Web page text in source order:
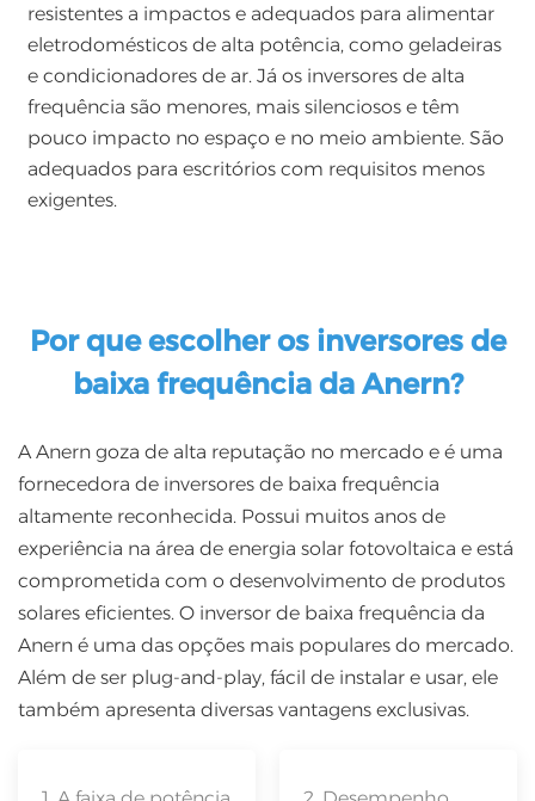
resistentes a impactos e adequados para alimentar
eletrodomésticos de alta potência, como geladeiras
e condicionadores de ar. Já os inversores de alta
frequência são menores, mais silenciosos e têm
pouco impacto no espaço e no meio ambiente. São
adequados para escritórios com requisitos menos
exigentes.
Por que escolher os inversores de
baixa frequência da Anern?
A Anern goza de alta reputação no mercado e é uma
fornecedora de inversores de baixa frequência
altamente reconhecida. Possui muitos anos de
experiência na área de energia solar fotovoltaica e está
comprometida com o desenvolvimento de produtos
solares eficientes. O inversor de baixa frequência da
Anern é uma das opções mais populares do mercado.
Além de ser plug-and-play, fácil de instalar e usar, ele
também apresenta diversas vantagens exclusivas.